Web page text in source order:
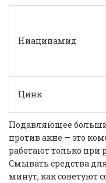
Ниацинамид
Цинк
Подавляющее
против акне — это
работают только при
Смывать средства
минут, как советуют